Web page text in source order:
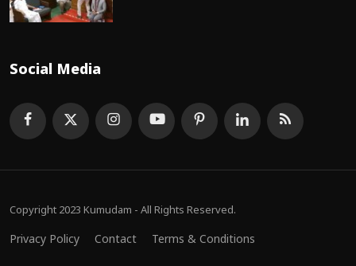
Social Media
Copyright 2023 Kumudam - All Rights Reserved.
Privacy Policy Contact Terms & Conditions